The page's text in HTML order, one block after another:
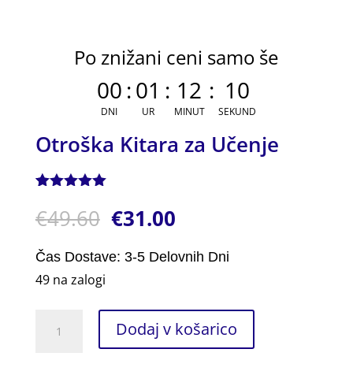
Po znižani ceni samo še
00
DNI
:01
UR
: 12
MINUT
: 10
SEKUND
Otroška Kitara za Učenje
5.00 od 5
na podlagi
stranke
€49.60 €31.00
Čas Dostave: 3-5 Delovnih Dni
49 na zalogi
Kitara
Dodaj v košarico